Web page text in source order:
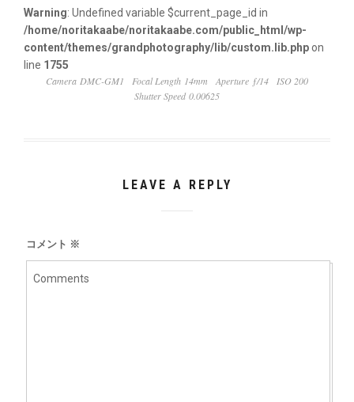
Warning: Undefined variable $current_page_id in
/home/noritakaabe/noritakaabe.com/public_html/wp-
content/themes/grandphotography/lib/custom.lib.phpon
line 1755
Camera DMC-GM1
Focal Length 14mm Aperture ƒ/14
ISO 200
Shutter Speed 0.00625
LEAVE A REPLY
コメント ※